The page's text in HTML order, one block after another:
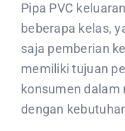
Pipa PVC
beberapa kelas,
saja pemberian
memiliki tujuan
konsumen dalam
dengan